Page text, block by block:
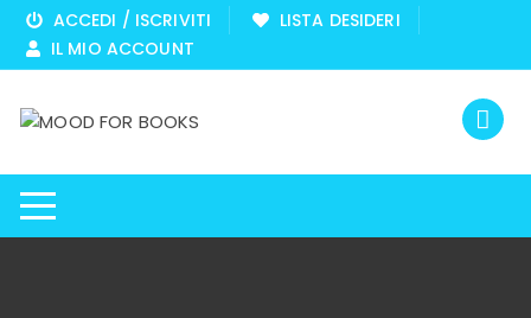
Vai
contenuto
ACCEDI / ISCRIVITI
LISTA DESIDERI
IL MIO ACCOUNT